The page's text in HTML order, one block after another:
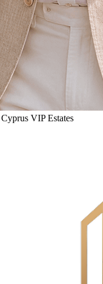
VIP Estates